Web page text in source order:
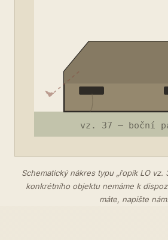
Schematický nákres typu „řopík LO
konkrétního objektu nemáme k
máte, napište nám.